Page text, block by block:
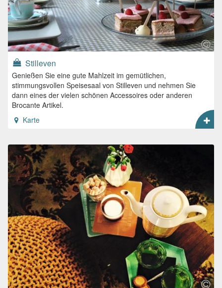
Stilleven
Genießen Sie eine gute Mahlzeit im gemütlichen,
stimmungsvollen Speisesaal von Stilleven und nehmen Sie
dann eines der vielen schönen Accessoires oder anderen
Brocante Artikel.
Karte